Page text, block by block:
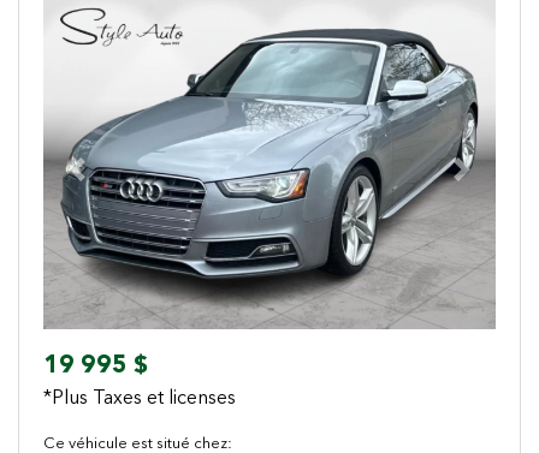
Previous Next
19 995 $
*Plus Taxes et licenses
Ce véhicule est situé chez: